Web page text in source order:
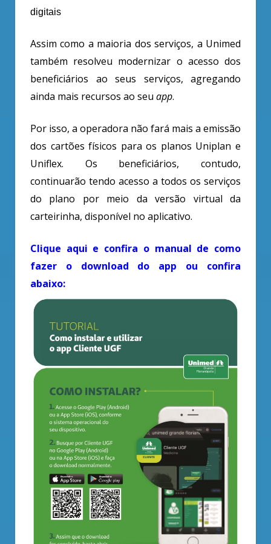
digitais
Assim como a maioria dos serviços, a Unimed
também resolveu modernizar o acesso dos
beneficiários ao seus serviços, agregando
ainda mais recursos ao seu app.
Por isso, a operadora não fará mais a emissão
dos cartões físicos para os planos Uniplan e
Uniflex. Os beneficiários, contudo,
continuarão tendo acesso a todos os serviços
do plano por meio da versão virtual da
carteirinha, disponível no aplicativo.
Clique aqui e confira o manual de como
fazer o download do app ou confira
abaixo: